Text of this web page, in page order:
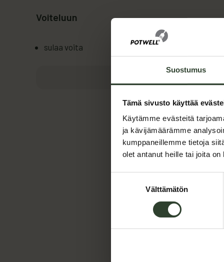
Suostumus
Tämä sivusto käyttää
Käytämme evästeitä
ja kävijämäärämme
kumppaneillemme tietoja
olet antanut heille tai joita
Välttämätön
Voiteluun
sulaa voita
Maija
reseptin
Katso